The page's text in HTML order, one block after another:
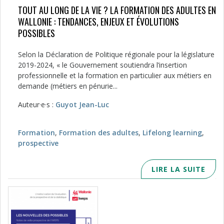
TOUT AU LONG DE LA VIE ? LA FORMATION DES ADULTES EN
WALLONIE : TENDANCES, ENJEUX ET ÉVOLUTIONS
POSSIBLES
Selon la Déclaration de Politique régionale pour la législature
2019-2024, « le Gouvernement soutiendra l’insertion
professionnelle et la formation en particulier aux métiers en
demande (métiers en pénurie...
Auteur·e·s : Guyot Jean-Luc
Formation, Formation des adultes, Lifelong learning,
prospective
LIRE LA SUITE